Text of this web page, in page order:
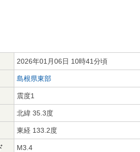
2026年01月06日 10時41分頃
島根県東部
震度1
北緯 35.3度
東経 133.2度
M3.4